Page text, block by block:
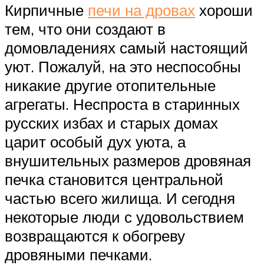
Кирпичные печи на дровах хороши
тем, что они создают в
домовладениях самый настоящий
уют. Пожалуй, на это неспособны
никакие другие отопительные
агрегаты. Неспроста в старинных
русских избах и старых домах
царит особый дух уюта, а
внушительных размеров дровяная
печка становится центральной
частью всего жилища. И сегодня
некоторые люди с удовольствием
возвращаются к обогреву
дровяными печками.